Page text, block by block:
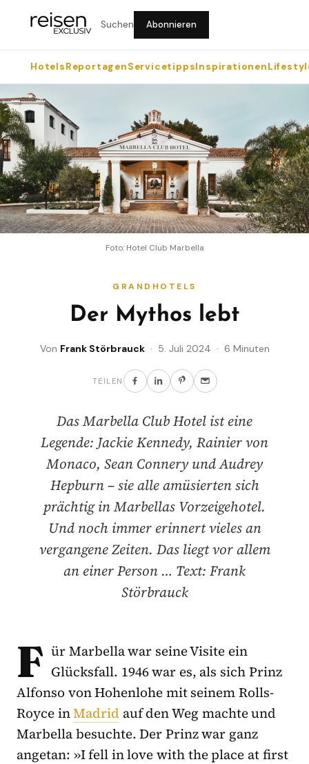
Suchen Abonnieren
HotelsReportagenServicetippsInspirationen
Foto: Hotel Club Marbella
GRANDHOTELS
Der Mythos lebt
Von Frank Störbrauck· 5. Juli 2024 · 6 Minuten
TEILEN
Das Marbella Club Hotel ist eine
Legende: Jackie Kennedy, Rainier von
Monaco, Sean Connery und Audrey
Hepburn – sie alle amüsierten sich
prächtig in Marbellas Vorzeigehotel.
Und noch immer erinnert vieles an
vergangene Zeiten. Das liegt vor allem
an einer Person … Text: Frank
Störbrauck
F ür Marbella war seine Visite ein
Glücksfall. 1946 war es, als sich Prinz
Alfonso von Hohenlohe mit seinem Rolls-
Royce inMadrid auf den Weg machte und
Marbella besuchte. Der Prinz war ganz
angetan: »I fell in love with the place at first